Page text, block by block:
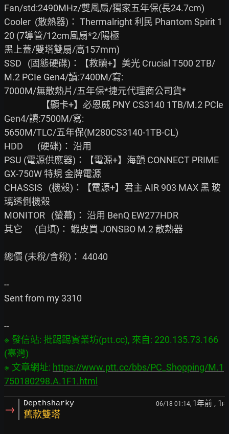
Fan/std:2490MHz/雙風扇/獨家五年保(長24.7cm)
Cooler  (散熱器)： Thermalright 利民 Phantom Spirit 1
20 (7導管/12cm風扇*2/陽極
黑上蓋/雙塔雙扇/高157mm)
SSD   (固態硬碟)：【救贖+】美光 Crucial T500 2TB/
M.2 PCIe Gen4/讀:7400M/寫:
7000M/無散熱片/五年保*捷元代理商公司貨*
Gen4/讀:7500M/寫:
5650M/TLC/五年保(M280CS3140-1TB-CL)
HDD       (硬碟)： 沿用
PSU (電源供應器)：【電源+】海韻 CONNECT PRIME
GX-750W 特規 金牌電源
CHASSIS   (機殼)：【電源+】君主 AIR 903 MAX 黑 玻
璃透側機殼
MONITOR   (螢幕)： 沿用 BenQ EW277HDR
其它      (自填)： 蝦皮買 JONSBO M.2 散熱器
總價 (未稅/含稅)： 44040
--
Sent from my 3310
※ 發信站: 批踢踢實業坊(ptt.cc), 來自: 220.135.73.166
(臺灣)
※ 文章網址: https://www.ptt.cc/bbs/PC_Shopping/M.1
750180298.A.1F1.html
→ Depthsharky 06/18 01:14, 1年前 , 1 F
舊款雙塔